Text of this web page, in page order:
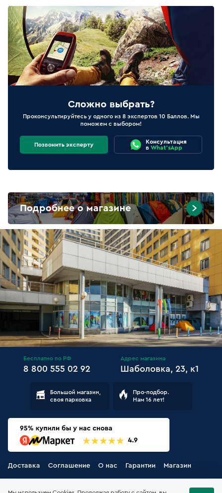
Сложно выбрать?
Проконсультируйтесь у одного из 8 экспертов 10 Баллов. Мы
поможем с выбором!
Позвонить эксперту
Консультация
в What'sApp
Подробнее о магазине
Бесплатно по РФ
8 800 555 02 92
Адрес магазина
Шаболовка, 23, к1
Большой магазин,
своя парковка
Про-подбор.
Нам 16 лет!
Доставка Соглашение О нас Гарантии Магазин